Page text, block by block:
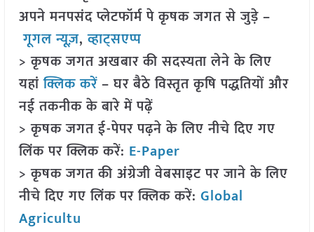
अपने मनपसंद प्लेटफॉर्म पे कृषक जगत से जुड़े –
गूगल न्यूज़,व्हाट्सएप्प
> कृषक जगत अखबार की सदस्यता लेने के लिए
यहांक्लिक करें– घर बैठे विस्तृत कृषि पद्धतियों और
नई तकनीक के बारे में पढ़ें
> कृषक जगत ई-पेपर पढ़ने के लिए नीचे दिए गए
लिंक पर क्लिक करें: E-Paper
> कृषक जगत की अंग्रेजी वेबसाइट पर जाने के लिए
नीचे दिए गए लिंक पर क्लिक करें: Global
Agricultu